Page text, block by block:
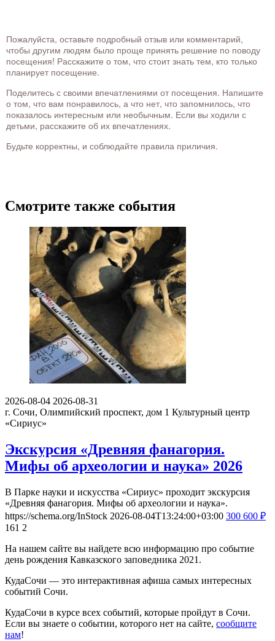
Пожалуйста, оставьте подробный отзыв или комментарий,
чтобы другим людям было проще принять решение по поводу
посещения! Расскажите о том, что стоит знать тем, кто только
планирует посещение.
Поделитесь с своими впечатлениями от посещения. Напишите
о том, что вам понравилось, а что нет, что запомнилось, что
показалось интересным или необычным. Если вы ходили с
детьми, расскажите об их впечатлениях.
Будьте корректны, и соблюдайте правила приличия.
Смотрите также события
2026-08-04 2026-08-31
г. Сочи, Олимпийский проспект, дом 1 Культурный центр
«Сириус»
Экскурсия «Древняя фанагория.
Мифы об археологии и наука» 2026
В Парке науки и искусства «Сириус» проходит экскурсия
«Древняя фанагория. Мифы об археологии и наука».
https://schema.org/InStock 2026-08-04T13:24:00+03:00 300 600 ₽
161 2
На нашем сайте вы найдете всю информацию про событие
день рождения Кавказского заповедника 2021.
КудаСочи — это интерактивная афиша самых интересных
событий Сочи.
КудаСочи в курсе всех событий, которые пройдут в Сочи.
Если вы знаете о событии, которого нет на сайте, сообщите
нам!